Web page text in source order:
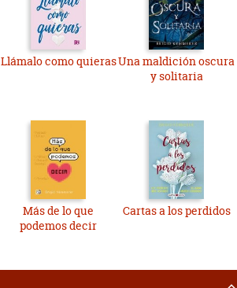
Llámalo como quierasUna maldición oscura
y solitaria
Más de lo que
podemos decir
Cartas a los perdidos